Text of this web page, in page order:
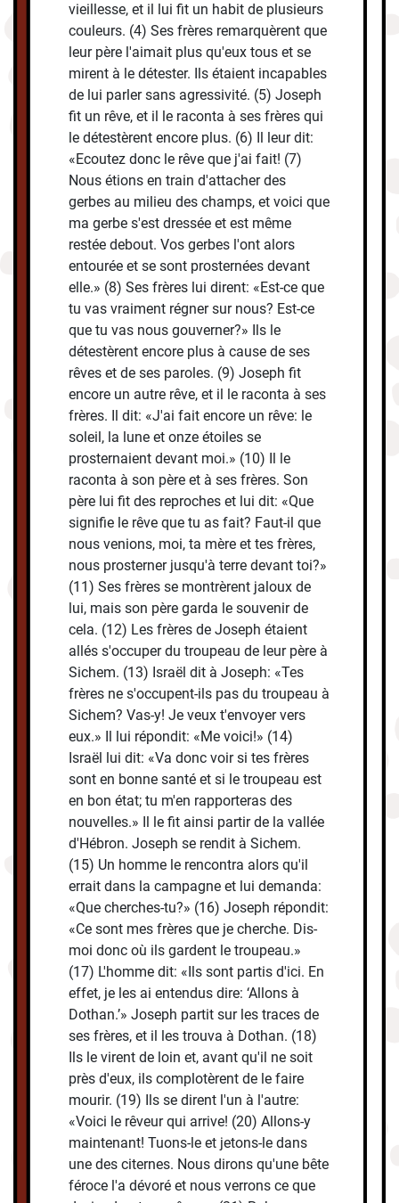
vieillesse, et il lui fit un habit de plusieurs
couleurs. (4) Ses frères remarquèrent que
leur père l'aimait plus qu'eux tous et se
mirent à le détester. Ils étaient incapables
de lui parler sans agressivité. (5) Joseph
fit un rêve, et il le raconta à ses frères qui
le détestèrent encore plus. (6) Il leur dit:
«Ecoutez donc le rêve que j'ai fait! (7)
Nous étions en train d'attacher des
gerbes au milieu des champs, et voici que
ma gerbe s'est dressée et est même
restée debout. Vos gerbes l'ont alors
entourée et se sont prosternées devant
elle.» (8) Ses frères lui dirent: «Est-ce que
tu vas vraiment régner sur nous? Est-ce
que tu vas nous gouverner?» Ils le
détestèrent encore plus à cause de ses
rêves et de ses paroles. (9) Joseph fit
encore un autre rêve, et il le raconta à ses
frères. Il dit: «J'ai fait encore un rêve: le
soleil, la lune et onze étoiles se
prosternaient devant moi.» (10) Il le
raconta à son père et à ses frères. Son
père lui fit des reproches et lui dit: «Que
signifie le rêve que tu as fait? Faut-il que
nous venions, moi, ta mère et tes frères,
nous prosterner jusqu'à terre devant toi?»
(11) Ses frères se montrèrent jaloux de
lui, mais son père garda le souvenir de
cela. (12) Les frères de Joseph étaient
allés s'occuper du troupeau de leur père à
Sichem. (13) Israël dit à Joseph: «Tes
frères ne s'occupent-ils pas du troupeau à
Sichem? Vas-y! Je veux t'envoyer vers
eux.» Il lui répondit: «Me voici!» (14)
Israël lui dit: «Va donc voir si tes frères
sont en bonne santé et si le troupeau est
en bon état; tu m'en rapporteras des
nouvelles.» Il le fit ainsi partir de la vallée
d'Hébron. Joseph se rendit à Sichem.
(15) Un homme le rencontra alors qu'il
errait dans la campagne et lui demanda:
«Que cherches-tu?» (16) Joseph répondit:
«Ce sont mes frères que je cherche. Dis-
moi donc où ils gardent le troupeau.»
(17) L'homme dit: «Ils sont partis d'ici. En
effet, je les ai entendus dire: ‘Allons à
Dothan.’» Joseph partit sur les traces de
ses frères, et il les trouva à Dothan. (18)
Ils le virent de loin et, avant qu'il ne soit
près d'eux, ils complotèrent de le faire
mourir. (19) Ils se dirent l'un à l'autre:
«Voici le rêveur qui arrive! (20) Allons-y
maintenant! Tuons-le et jetons-le dans
une des citernes. Nous dirons qu'une bête
féroce l'a dévoré et nous verrons ce que